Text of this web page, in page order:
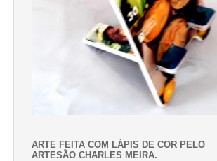
ARTE FEITA COM LÁPIS DE COR PELO
ARTESÃO CHARLES MEIRA.